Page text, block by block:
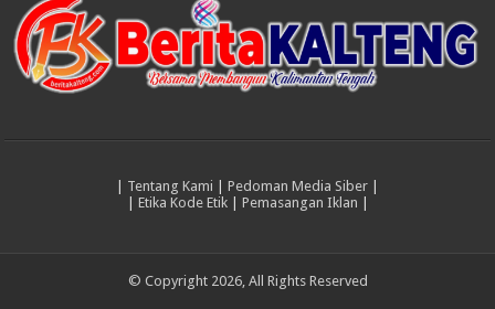
| Tentang Kami | Pedoman Media Siber |
| Etika Kode Etik| Pemasangan Iklan |
© Copyright 2026, All Rights Reserved